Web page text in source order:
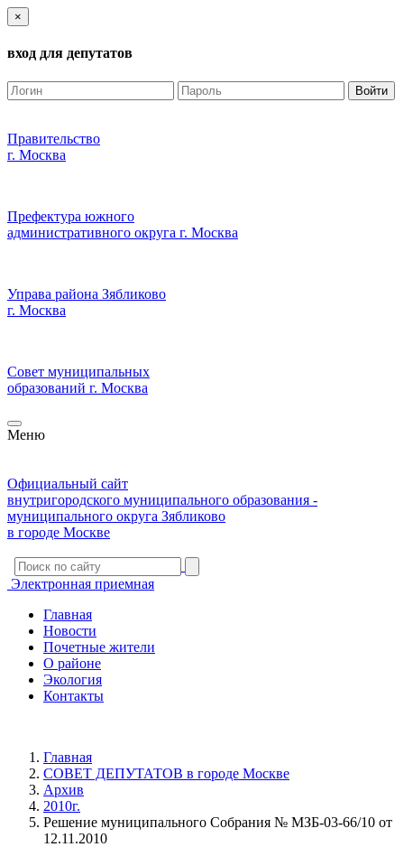
×
вход для депутатов
Войти
Правительство
г. Москва
Префектура южного
административного округа г. Москва
Управа района Зябликово
г. Москва
Совет муниципальных
образований г. Москва
Меню
Официальный сайт
внутригородского муниципального образования -
муниципального округа Зябликово
в городе Москве
Электронная приемная
Главная
Новости
Почетные жители
О районе
Экология
Контакты
Главная
СОВЕТ ДЕПУТАТОВ в городе Москве
Архив
2010г.
Решение муниципального Собрания № МЗБ-03-66/10 от
12.11.2010